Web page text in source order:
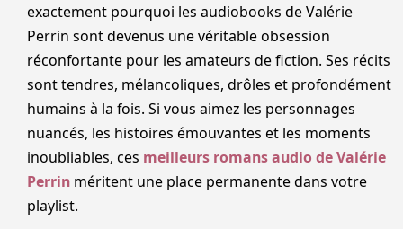
exactement pourquoi les audiobooks de Valérie
Perrin sont devenus une véritable obsession
réconfortante pour les amateurs de fiction. Ses récits
sont tendres, mélancoliques, drôles et profondément
humains à la fois. Si vous aimez les personnages
nuancés, les histoires émouvantes et les moments
inoubliables, ces meilleurs romans audio de Valérie
Perrin méritent une place permanente dans votre
playlist.